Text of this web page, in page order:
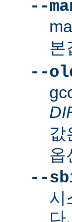
--
본
--
값
옵
--
시
다